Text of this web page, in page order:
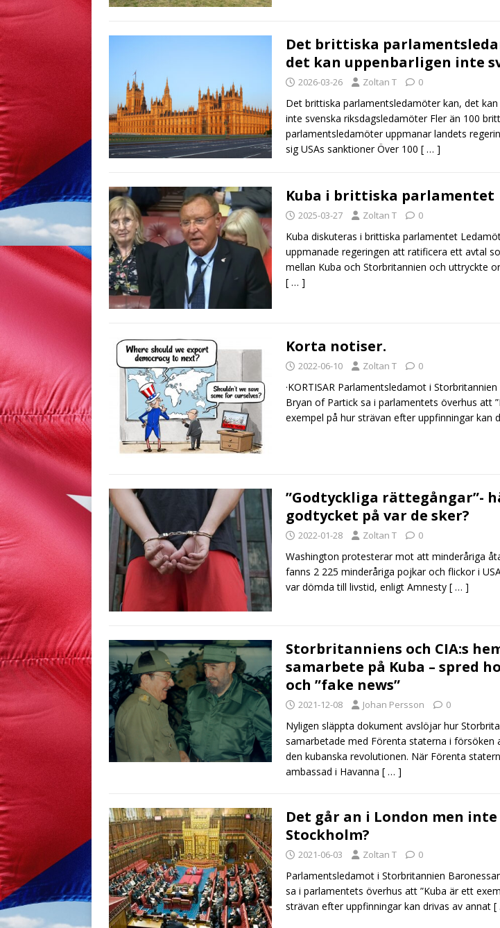
Det brittiska
det kan uppenbarligen inte
2026-03-26 Zoltan T 0
Det brittiska parlamentsledamöter kan, det kan
inte svenska riksdagsledamöter Fler än 100
parlamentsledamöter uppmanar landets
sig USAs sanktioner Över 100 [ … ]
Kuba i brittiska parlamentet
2025-03-27 Zoltan T 0
Kuba diskuteras i brittiska parlamentet
uppmanade regeringen att ratificera ett avtal
mellan Kuba och Storbritannien och uttryckte
[ … ]
Korta notiser.
2022-06-10 Zoltan T 0
·KORTISAR Parlamentsledamot i
Bryan of Partick sa i parlamentets överhus att
exempel på hur strävan efter uppfinningar kan
”Godtyckliga rättegångar”-
godtycket på var de sker?
2022-01-28 Zoltan T 0
Washington protesterar mot att minderåriga
fanns 2 225 minderåriga pojkar och flickor i
var dömda till livstid, enligt Amnesty [ … ]
Storbritanniens och CIA:s
samarbete på Kuba – spred
och ”fake news”
2021-12-08 Johan Persson 0
Nyligen släppta dokument avslöjar hur
samarbetade med Förenta staterna i försöken
den kubanska revolutionen. När Förenta
ambassad i Havanna [ … ]
Det går an i London men inte
Stockholm?
2021-06-03 Zoltan T 0
Parlamentsledamot i Storbritannien
sa i parlamentets överhus att ”Kuba är ett
strävan efter uppfinningar kan drivas av annat [